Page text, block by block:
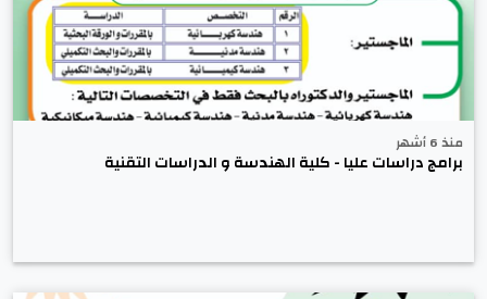
منذ 6 أشهر
برامج دراسات عليا - كلية الهندسة و الدراسات التقنية